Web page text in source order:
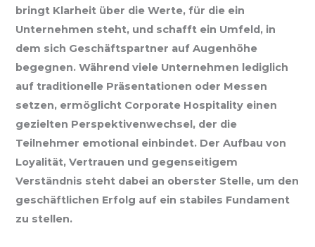
bringt Klarheit über die Werte, für die ein
Unternehmen steht, und schafft ein Umfeld, in
dem sich Geschäftspartner auf Augenhöhe
begegnen. Während viele Unternehmen lediglich
auf traditionelle Präsentationen oder Messen
setzen, ermöglicht Corporate Hospitality einen
gezielten Perspektivenwechsel, der die
Teilnehmer emotional einbindet. Der Aufbau von
Loyalität, Vertrauen und gegenseitigem
Verständnis steht dabei an oberster Stelle, um den
geschäftlichen Erfolg auf ein stabiles Fundament
zu stellen.